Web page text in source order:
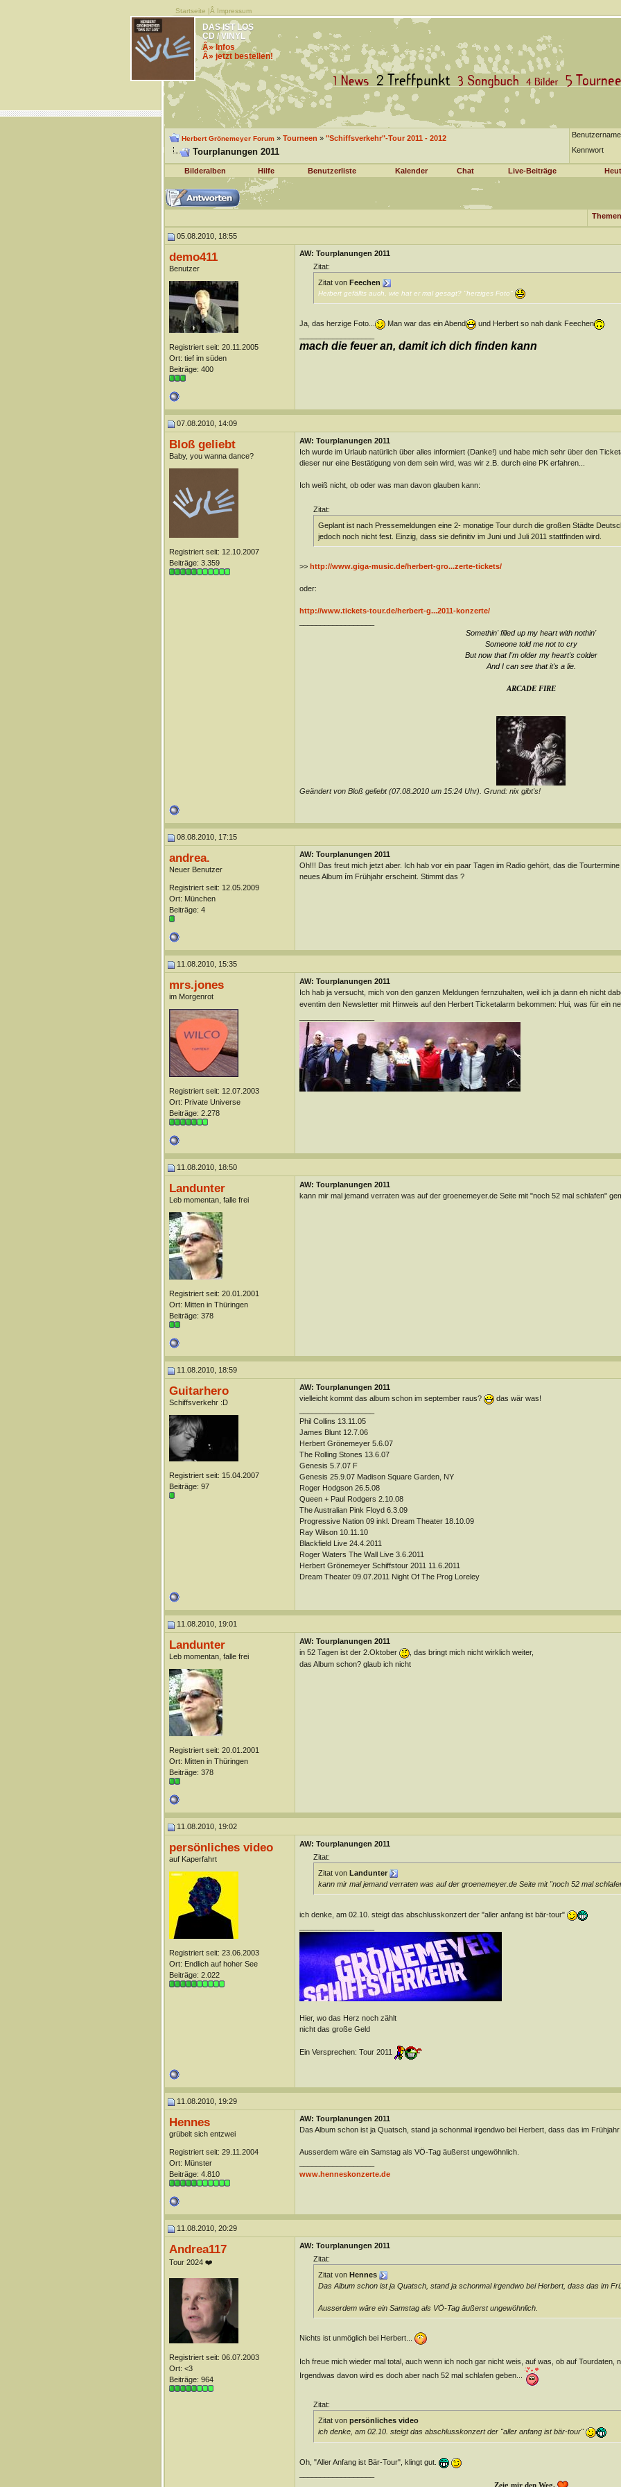
Startseite |Â Impressum
DAS IST LOS
CD / VINYL
Â» Infos
Â» jetzt bestellen!
Herbert Grönemeyer Forum» Tourneen » "Schiffsverkehr"-Tour 2011 - 2012
Tourplanungen 2011
Benutzername
Kennwort
Bilderalben Hilfe Benutzerliste Kalender Chat Live-Beiträge
05.08.2010, 18:55
demo411
Benutzer
Registriert seit: 20.11.2005
Ort: tief im süden
Beiträge: 400
AW: Tourplanungen 2011
Zitat:
Zitat von Feechen
Herbert gefällts auch, wie hat er mal gesagt? "herziges Foto"
Ja, das herzige Foto... Man war das ein Abend
und Herbert so nah dank Feechen
mach die feuer an, damit ich dich finden kann
07.08.2010, 14:09
Bloß geliebt
Baby, you wanna dance?
Registriert seit: 12.10.2007
Beiträge: 3.359
AW: Tourplanungen 2011
Ich wurde im Urlaub natürlich über alles informiert (Danke!) und habe mich sehr über den
dieser nur eine Bestätigung von dem sein wird, was wir z.B. durch eine PK erfahren...
Ich weiß nicht, ob oder was man davon glauben kann:
Zitat:
Geplant ist nach Pressemeldungen eine 2- monatige Tour durch die großen Städte
jedoch noch nicht fest. Einzig, dass sie definitiv im Juni und Juli 2011 stattfinden wird.
>> http://www.giga-music.de/herbert-gro...zerte-tickets/
oder:
http://www.tickets-tour.de/herbert-g...2011-konzerte/
Somethin' filled up my heart with nothin'
Someone told me not to cry
But now that I'm older my heart's colder
And I can see that it's a lie.
ARCADE FIRE
Geändert von Bloß geliebt (07.08.2010 um 15:24Uhr). Grund: nix gibt's!
08.08.2010, 17:15
andrea.
Neuer Benutzer
Registriert seit: 12.05.2009
Ort: München
Beiträge: 4
AW: Tourplanungen 2011
Oh!!! Das freut mich jetzt aber. Ich hab vor ein paar Tagen im Radio gehört, das die
neues Album ím Frühjahr erscheint. Stimmt das ?
11.08.2010, 15:35
mrs.jones
im Morgenrot
Registriert seit: 12.07.2003
Ort: Private Universe
Beiträge: 2.278
AW: Tourplanungen 2011
Ich hab ja versucht, mich von den ganzen Meldungen fernzuhalten, weil ich ja dann eh nicht
eventim den Newsletter mit Hinweis auf den Herbert Ticketalarm bekommen: Hui, was für ein
11.08.2010, 18:50
Landunter
Leb momentan, falle frei
Registriert seit: 20.01.2001
Ort: Mitten in Thüringen
Beiträge: 378
AW: Tourplanungen 2011
kann mir mal jemand verraten was auf der groenemeyer.de Seite mit "noch 52 mal schlafen"
11.08.2010, 18:59
Guitarhero
Schiffsverkehr :D
Registriert seit: 15.04.2007
Beiträge: 97
AW: Tourplanungen 2011
vielleicht kommt das album schon im september raus?
das wär was!
Phil Collins 13.11.05
James Blunt 12.7.06
Herbert Grönemeyer 5.6.07
The Rolling Stones 13.6.07
Genesis 5.7.07 F
Genesis 25.9.07 Madison Square Garden, NY
Roger Hodgson 26.5.08
Queen + Paul Rodgers 2.10.08
The Australian Pink Floyd 6.3.09
Progressive Nation 09 inkl. Dream Theater 18.10.09
Ray Wilson 10.11.10
Blackfield Live 24.4.2011
Roger Waters The Wall Live 3.6.2011
Herbert Grönemeyer Schiffstour 2011 11.6.2011
Dream Theater 09.07.2011 Night Of The Prog Loreley
11.08.2010, 19:01
Landunter
Leb momentan, falle frei
Registriert seit: 20.01.2001
Ort: Mitten in Thüringen
Beiträge: 378
AW: Tourplanungen 2011
in 52 Tagen ist der 2.Oktober
, das bringt mich nicht wirklich weiter,
das Album schon? glaub ich nicht
11.08.2010, 19:02
persönliches video
auf Kaperfahrt
Registriert seit: 23.06.2003
Ort: Endlich auf hoher See
Beiträge: 2.022
AW: Tourplanungen 2011
Zitat:
Zitat von Landunter
kann mir mal jemand verraten was auf der groenemeyer.de Seite mit "noch 52 mal
ich denke, am 02.10. steigt das abschlusskonzert der "aller anfang ist bär-tour"
Hier, wo das Herz noch zählt
nicht das große Geld
Ein Versprechen: Tour 2011
11.08.2010, 19:29
Hennes
grübelt sich entzwei
Registriert seit: 29.11.2004
Ort: Münster
Beiträge: 4.810
AW: Tourplanungen 2011
Das Album schon ist ja Quatsch, stand ja schonmal irgendwo bei Herbert, dass das im
Ausserdem wäre ein Samstag als VÖ-Tag äußerst ungewöhnlich.
www.henneskonzerte.de
11.08.2010, 20:29
Andrea117
Tour 2024 ❤️
Registriert seit: 06.07.2003
Ort: <3
Beiträge: 964
AW: Tourplanungen 2011
Zitat:
Zitat von Hennes
Das Album schon ist ja Quatsch, stand ja schonmal irgendwo bei Herbert, dass das im
Ausserdem wäre ein Samstag als VÖ-Tag äußerst ungewöhnlich.
Nichts ist unmöglich bei Herbert...
Ich freue mich wieder mal total, auch wenn ich noch gar nicht weis, auf was, ob auf Tourdaten,
Irgendwas davon wird es doch aber nach 52 mal schlafen geben...
Zitat:
Zitat von persönliches video
ich denke, am 02.10. steigt das abschlusskonzert der "aller anfang ist bär-tour"
Oh, "Aller Anfang ist Bär-Tour", klingt gut.
Zeig mir den Weg.